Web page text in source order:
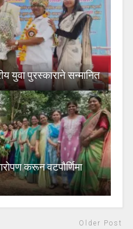
युवा पुरस्काराने सन्मानित
करून वटपौर्णिमा
Older Post